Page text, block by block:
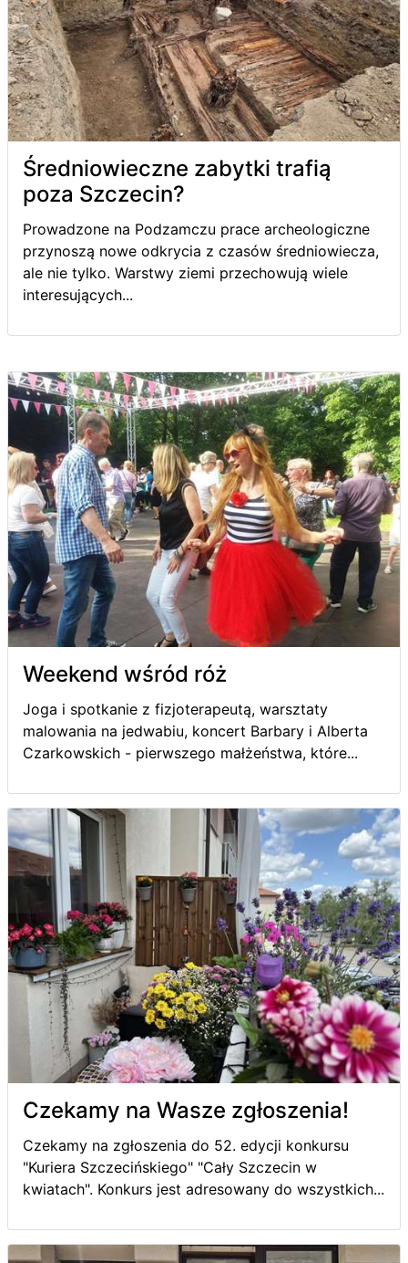
Średniowieczne zabytki trafią
poza Szczecin?
Prowadzone na Podzamczu prace archeologiczne
przynoszą nowe odkrycia z czasów średniowiecza,
ale nie tylko. Warstwy ziemi przechowują wiele
interesujących...
Weekend wśród róż
Joga i spotkanie z fizjoterapeutą, warsztaty
malowania na jedwabiu, koncert Barbary i Alberta
Czarkowskich - pierwszego małżeństwa, które...
Czekamy na Wasze zgłoszenia!
Czekamy na zgłoszenia do 52. edycji konkursu
"Kuriera Szczecińskiego" "Cały Szczecin w
kwiatach". Konkurs jest adresowany do wszystkich...